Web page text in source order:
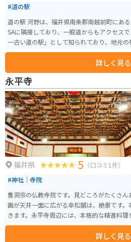
#道の駅
道の駅 河野は、福井県南条郡南越前町にあ
SAに隣接しており、一般道からもアクセスできます。 道の駅 河
一古い道の駅」として知られており、地元
しています。 施設内にはレストランもあり、地元産のそばを使ったそば定食
いるので安心です。また、周辺には、日本
トも多いので、ツーリングの休憩場所としても最適です。
元の文化や食に触れられる場所として、観光
されています。
詳しく見る
永平寺
福井県 5 （口コミ1件）
#神社｜寺院
曹洞宗の仏教寺院です。見どころがたくさ
画が天井一面に広がる傘松閣は、絶景です
きます。永平寺周辺には、本格的な精進料
こちらも合わせてオススメです。
詳しく見る